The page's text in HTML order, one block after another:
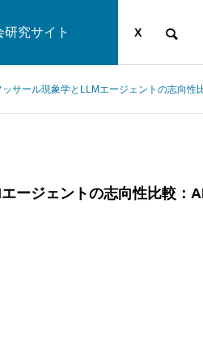
究サイト X
ッサール現象学とLLMエージェントの志向性
ージェントの志向性比較：